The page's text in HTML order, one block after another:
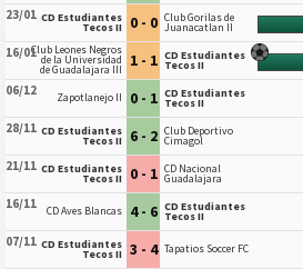
23/01 CD Estudiantes
Tecos II 0 - 0 Club Gorilas de
Juanacatlan II
16/01Club Leones Negros
de la Universidad
de Guadalajara III 1 - 1 CD Estudiantes
Tecos II
06/12 Zapotlanejo II 0 - 1 CD Estudiantes
Tecos II
28/11 CD Estudiantes
Tecos II 6 - 2 Club Deportivo
Cimagol
21/11 CD Estudiantes
Tecos II 0 - 1 CD Nacional
Guadalajara
16/11
CD Aves Blancas 4 - 6 CD Estudiantes
Tecos II
07/11 CD Estudiantes
Tecos II 3 - 4 Tapatios Soccer FC